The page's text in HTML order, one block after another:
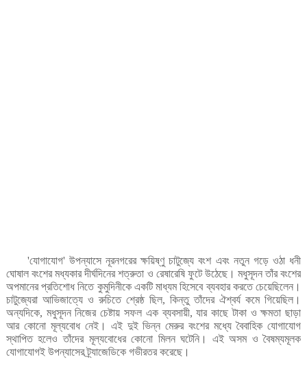
'যোগাযোগ' উপন্যাসে নূরনগরের ক্ষয়িষ্ণু চাটুজ্যে বংশ এবং নতুন গড়ে ওঠা ধনী
ঘোষাল বংশের মধ্যকার দীর্ঘদিনের শত্রুতা ও রেষারেষি ফুটে উঠেছে। মধুসূদন তাঁর বংশের
অপমানের প্রতিশোধ নিতে কুমুদিনীকে একটি মাধ্যম হিসেবে ব্যবহার করতে চেয়েছিলেন।
চাটুজ্যেরা আভিজাত্যে ও রুচিতে শ্রেষ্ঠ ছিল,কিন্তু তাঁদের ঐশ্বর্য কমে গিয়েছিল।
অন্যদিকে, মধুসূদন নিজের চেষ্টায় সফল এক ব্যবসায়ী,যার কাছে টাকা ও ক্ষমতা ছাড়া
আর কোনো মূল্যবোধ নেই। এই দুই ভিন্ন মেরুর বংশের মধ্যে বৈবাহিক যোগাযোগ
স্থাপিত হলেও তাঁদের মূল্যবোধের কোনো মিলন ঘটেনি। এই অসম ও বৈষম্যমূলক
যোগাযোগই উপন্যাসের ট্র্যাজেডিকে গভীরতর করেছে।